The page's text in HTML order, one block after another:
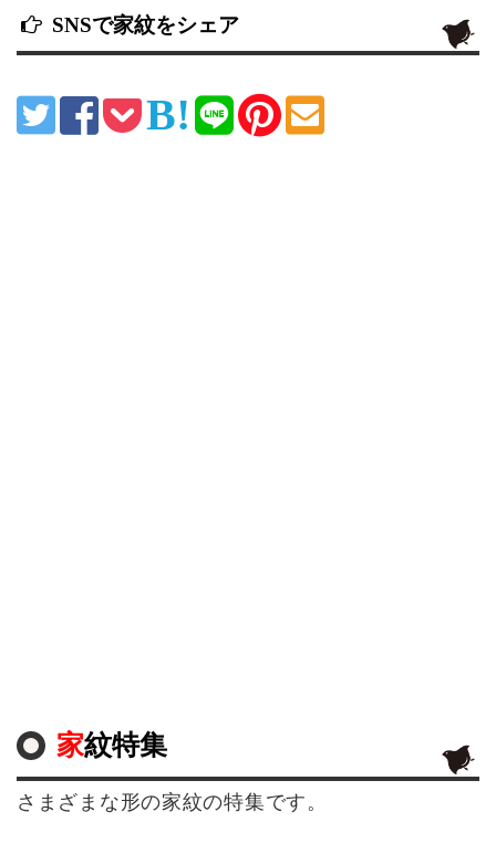
SNSで家紋をシェア
家紋特集
さまざまな形の家紋の特集です。